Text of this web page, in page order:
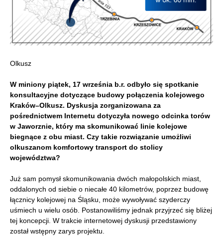
Olkusz
W miniony piątek, 17 września b.r. odbyło się spotkanie
konsultacyjne dotyczące budowy połączenia kolejowego
Kraków–Olkusz. Dyskusja zorganizowana za
pośrednictwem Internetu dotyczyła nowego odcinka torów
w Jaworznie, który ma skomunikować linie kolejowe
biegnące z obu miast. Czy takie rozwiązanie umożliwi
olkuszanom komfortowy transport do stolicy
województwa?
Już sam pomysł skomunikowania dwóch małopolskich miast,
oddalonych od siebie o niecałe 40 kilometrów, poprzez budowę
łącznicy kolejowej na Śląsku, może wywoływać szyderczy
uśmiech u wielu osób. Postanowiliśmy jednak przyjrzeć się bliżej
tej koncepcji. W trakcie internetowej dyskusji przedstawiony
został wstępny zarys projektu.